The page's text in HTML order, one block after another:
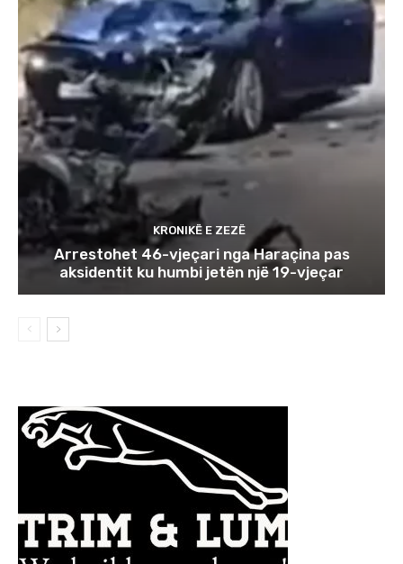
KRONIKË E ZEZË
Arrestohet 46-vjeçari nga Haraçina pas
aksidentit ku humbi jetën një 19-vjeçar